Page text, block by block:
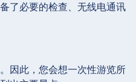
了必要的检查、无线电通讯
因此，您会想一次性游览所